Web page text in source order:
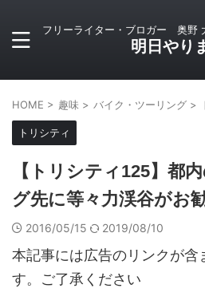
フリーライター・ブロガー 奥野
明日やり
HOME > 趣味 > バイク・ツーリング >
トリシティ
【トリシティ125】都
グ先に等々力渓谷がお
2016/05/15 2019/08/10
本記事には広告のリンクが含
す。ご了承ください